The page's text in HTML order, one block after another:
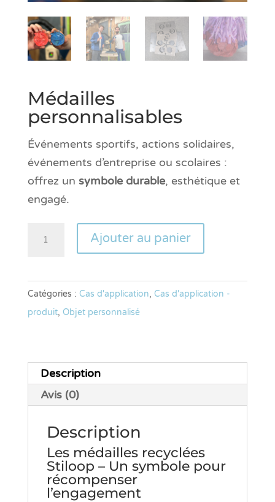
Médailles
personnalisables
Événements sportifs, actions solidaires,
événements d’entreprise ou scolaires :
offrez un symbole durable, esthétique et
engagé.
personnalisables
Ajouter au panier
Catégories : Cas d'application, Cas d'application -
produit, Objet personnalisé
Description
Avis (0)
Description
Les médailles recyclées
Stiloop – Un symbole pour
récompenser
l’engagement